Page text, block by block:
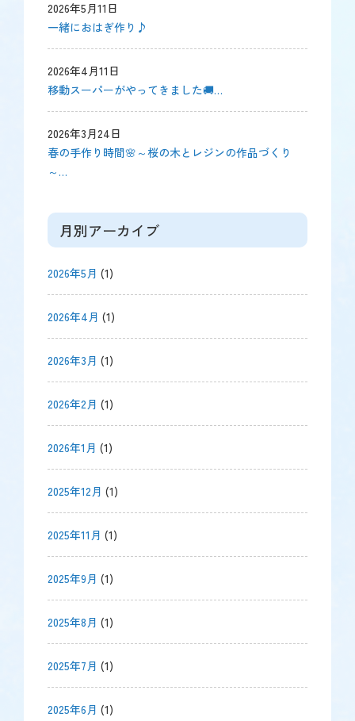
2026年5月11日
一緒におはぎ作り♪
2026年4月11日
移動スーパーがやってきました🚚…
2026年3月24日
春の手作り時間🌸～桜の木とレジンの作品づくり
～…
月別アーカイブ
2026年5月 (1)
2026年4月 (1)
2026年3月 (1)
2026年2月 (1)
2026年1月 (1)
2025年12月 (1)
2025年11月 (1)
2025年9月 (1)
2025年8月 (1)
2025年7月 (1)
2025年6月 (1)